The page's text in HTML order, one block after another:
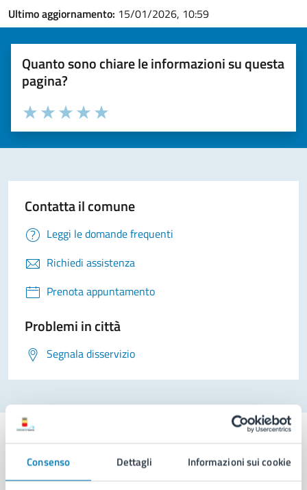
Consenso Dettagli Informazioni sui cookie
Ultimo aggiornamento: 15/01/2026, 10:59
Quanto sono chiare le informazioni su questa
pagina?
Valuta la chiarezza delle informazioni (da 1 a 5 stelle)
Seleziona il numero di stelle per valutare la chiarezza delle
Valuta 5 stelle su 5
Valuta 4 stelle su 5
Valuta 3 stelle su 5
Valuta 2 stelle su 5
Valuta 1 stelle su 5
Contatta il comune
Leggi le domande frequenti
Richiedi assistenza
Prenota appuntamento
Problemi in città
Segnala disservizio